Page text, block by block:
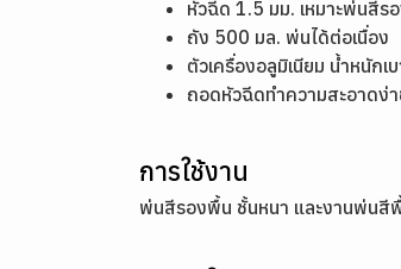
หัวฉีด 1.5 มม. เหมาะพ่นสีร
ถัง 500 มล. พ่นได้ต่อเนื่อง
ตัวเครื่องอลูมิเนียม น้ำหนักเ
ถอดหัวฉีดทำความสะอาดง่
การใช้งาน
พ่นสีรองพื้น ชั้นหนา และงานพ่นสี